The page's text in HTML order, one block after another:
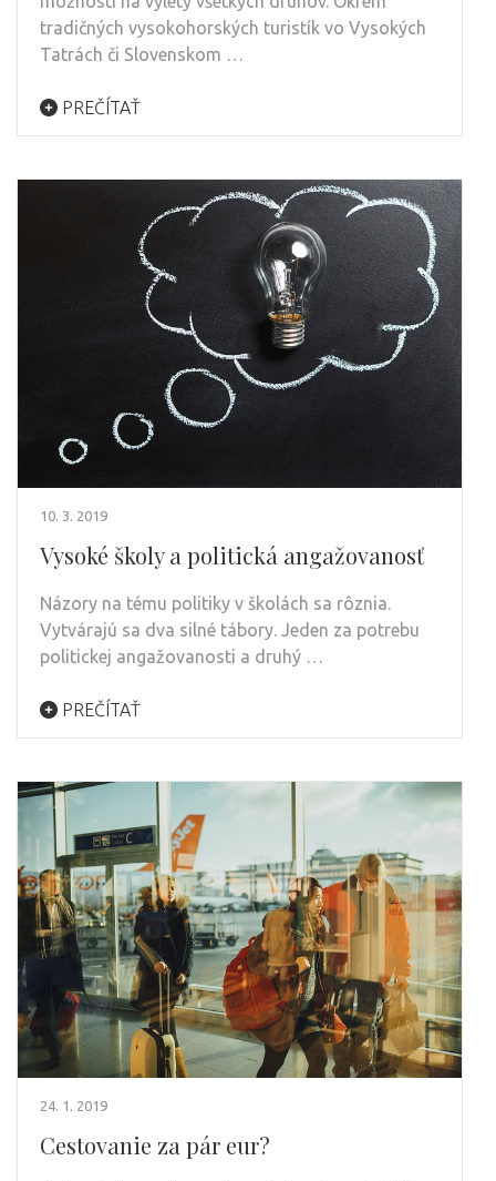
tradičných vysokohorských turistík vo Vysokých
Tatrách či Slovenskom …
PREČÍTAŤ
10. 3. 2019
Vysoké školy a politická angažovanosť
Názory na tému politiky v školách sa rôznia.
Vytvárajú sa dva silné tábory. Jeden za potrebu
politickej angažovanosti a druhý …
PREČÍTAŤ
24. 1. 2019
Cestovanie za pár eur?